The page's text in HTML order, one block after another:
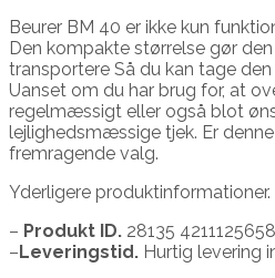
Beurer BM 40 er ikke kun
Den kompakte størrelse gør
transportere Så du kan tage
Uanset om du har brug for, at
regelmæssigt eller også blot
lejlighedsmæssige tjek. Er
fremragende valg.
Yderligere produktinformationer.
– Produkt ID. 28135
–Leveringstid. Hurtig levering